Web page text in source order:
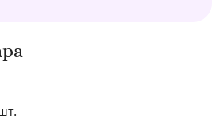
оказываемых услугах